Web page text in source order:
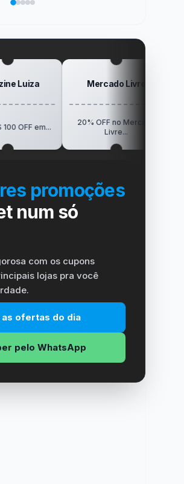
sua
#windows
Mesa
#playstation
Mercado Livre
20% OFF no Mercado
promoções
num só
com os cupons
lojas pra você
as ofertas do dia
pelo WhatsApp